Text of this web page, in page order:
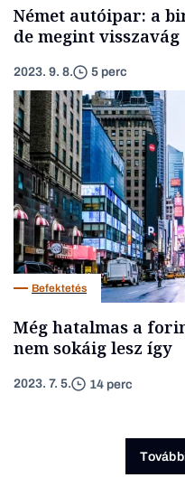
Német autóipar: a
de megint visszavág
2023. 9. 8. 5 perc
Befektetés
Még hatalmas a
nem sokáig lesz így
2023. 7. 5. 14 perc